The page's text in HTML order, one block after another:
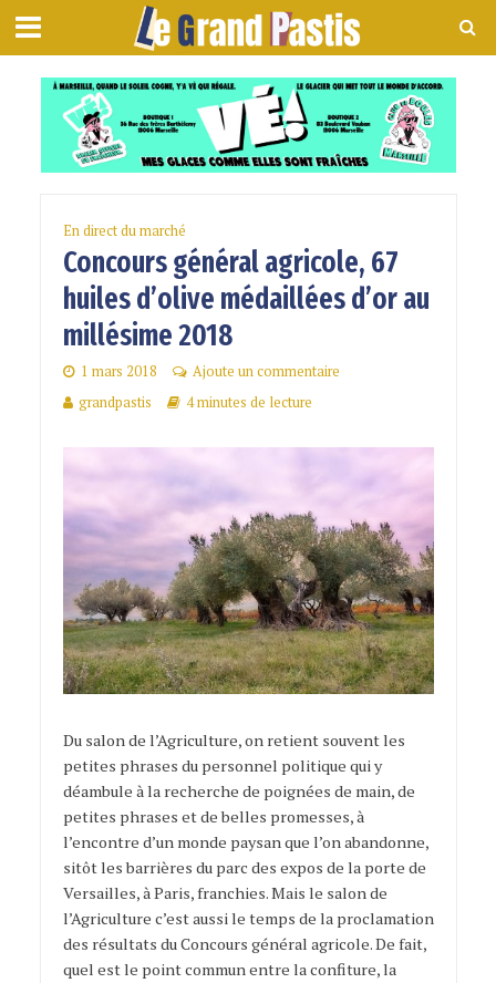
En direct du marché
Concours général agricole, 67
huiles d’olive médaillées d’or au
millésime 2018
1 mars 2018
Ajoute un commentaire
grandpastis
4 minutes de lecture
Du salon de l’Agriculture, on retient souvent les
petites phrases du personnel politique qui y
déambule à la recherche de poignées de main, de
petites phrases et de belles promesses, à
l’encontre d’un monde paysan que l’on abandonne,
sitôt les barrières du parc des expos de la porte de
Versailles, à Paris, franchies. Mais le salon de
l’Agriculture c’est aussi le temps de la proclamation
des résultats du Concours général agricole. De fait,
quel est le point commun entre la confiture, la